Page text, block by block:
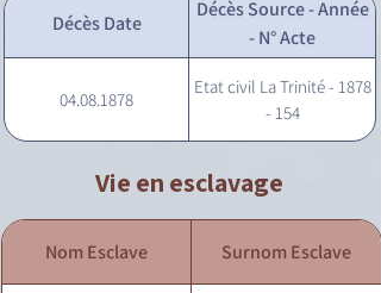
Décès Date
Décès Source - Année
- N° Acte
04.08.1878
Etat civil La Trinité - 1878
- 154
Vie en esclavage
Nom Esclave Surnom Esclave